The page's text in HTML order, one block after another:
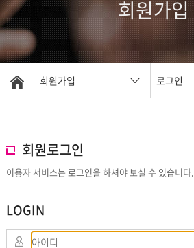
회원가입
회원가입 로그인
회원로그인
이용자 서비스는 로그인을 하셔야 보실 수 있습니다.
LOGIN